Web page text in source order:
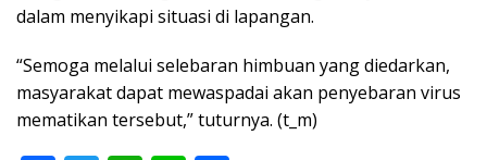
dalam menyikapi situasi di lapangan.
“Semoga melalui selebaran himbuan yang diedarkan,
masyarakat dapat mewaspadai akan penyebaran virus
mematikan tersebut,” tuturnya. (t_m)